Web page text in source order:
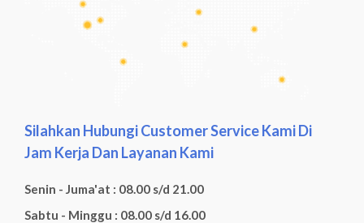
Silahkan Hubungi Customer Service Kami Di
Jam Kerja Dan Layanan Kami
Senin - Juma'at : 08.00 s/d 21.00
Sabtu - Minggu : 08.00 s/d 16.00